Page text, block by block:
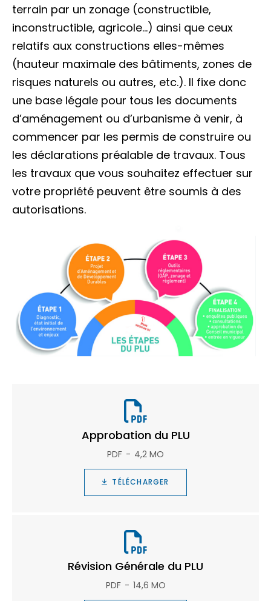
terrain par un zonage (constructible,
inconstructible, agricole…) ainsi que ceux
relatifs aux constructions elles-mêmes
(hauteur maximale des bâtiments, zones de
risques naturels ou autres, etc.). Il fixe donc
une base légale pour tous les documents
d’aménagement ou d’urbanisme à venir, à
commencer par les permis de construire ou
les déclarations préalable de travaux. Tous
les travaux que vous souhaitez effectuer sur
votre propriété peuvent être soumis à des
autorisations.
Approbation du PLU
PDF 4,2 MO
TÉLÉCHARGER
Révision Générale du PLU
PDF 14,6 MO